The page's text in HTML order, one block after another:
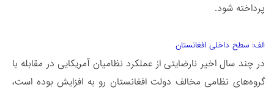
پرداخته شود.
الف: سطح داخلی افغانستان
در چند سال اخیر نارضایتی از عملکرد نظامیان آمریکایی در مقابله با
گروه‌های نظامی مخالف دولت افغانستان رو به افزایش بوده است،